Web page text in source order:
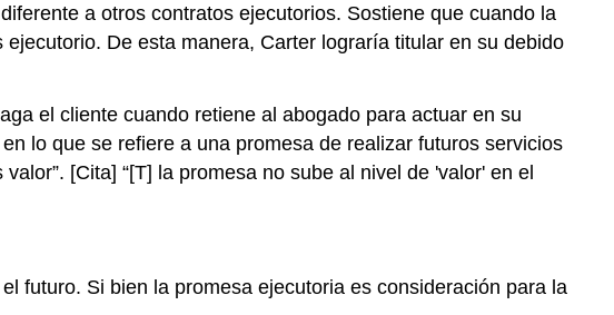
a otros contratos ejecutorios. Sostiene que cuando la
De esta manera, Carter lograría titular en su debido
el cliente cuando retiene al abogado para actuar en su
lo que se refiere a una promesa de realizar futuros servicios
[Cita] “[T] la promesa no sube al nivel de 'valor' en el
futuro. Si bien la promesa ejecutoria es consideración para la